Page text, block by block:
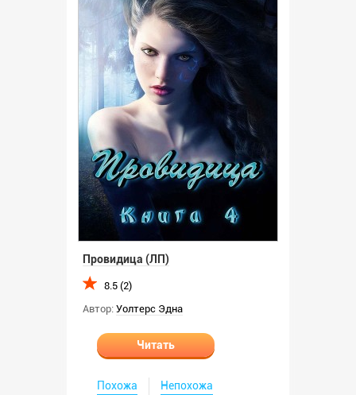
Провидица (ЛП)
8.5 (2)
Автор: Уолтерс Эдна
Читать
Похожа Непохожа